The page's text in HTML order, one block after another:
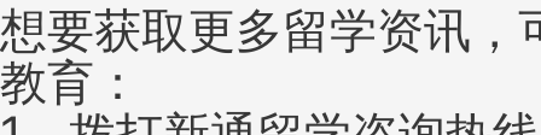
想要获取更多留学资讯
教育：